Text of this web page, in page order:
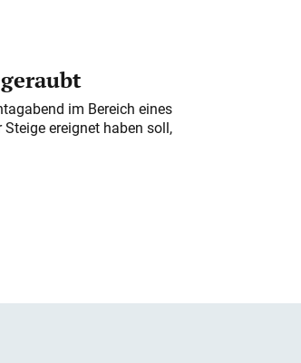
im Bereich eines
ereignet haben soll,